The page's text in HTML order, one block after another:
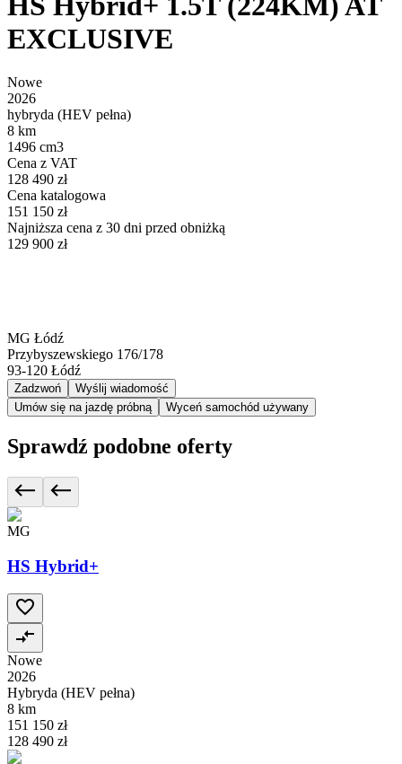
EXCLUSIVE
Nowe
2026
hybryda (HEV pełna)
8 km
1496 cm3
Cena z VAT
128 490 zł
Cena katalogowa
151 150 zł
Najniższa cena z 30 dni przed obniżką
129 900 zł
MG Łódź
Przybyszewskiego 176/178
93-120 Łódź
Zadzwoń
Wyślij wiadomość
Umów się na jazdę próbną
Wyceń samochód używany
Sprawdź podobne oferty
MG
HS Hybrid+
Nowe
2026
Hybryda (HEV pełna)
8 km
151 150 zł
128 490 zł